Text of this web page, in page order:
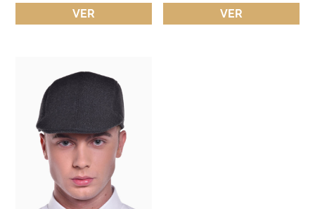
VER VER